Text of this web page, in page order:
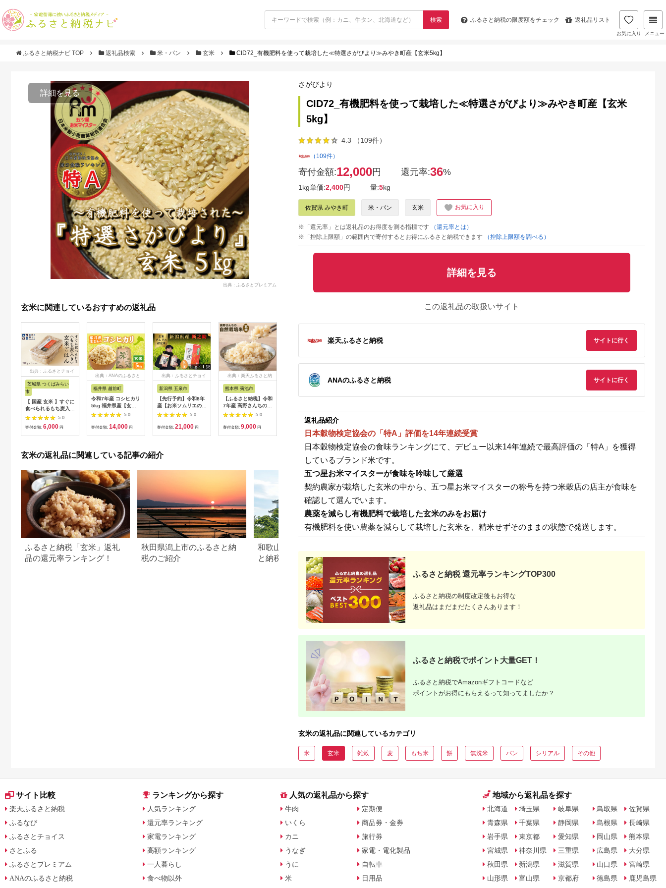
検索 ふるさと納税の限度額をチェック 返礼品リスト
お気に入り メニュー
ふるさと納税ナビ TOP 返礼品検索 米・パン 玄米 CID72_有機肥料を使って栽培した≪特選さがびより≫みやき町産【玄米5kg】
詳細を見る
出典：ふるさとプレミアム
玄米に関連しているおすすめの返礼品
出典：ふるさとチョイ
茨城県 つくばみらい
市
【 国産 玄米 】すぐに
食べられるもち麦入り
玄米 ごはん （ 200g
× 3パック ） お米と
暮らし すぐに食べら
れる 玄米 ごはん 国産
常温 保存品 もち麦
5.0
寄付金額: 6,000 円
出典：ANAのふるさと
福井県 越前町
令和7年産 コシヒカリ
5kg 福井県産【玄
米】【お米 こしひか
り 5キロ 人気品種】
[e30-a096]
5.0
寄付金額: 14,000 円
出典：ふるさとチョイ
新潟県 五泉市
【先行予約】令和8年
産【お米ソムリエのお
米】新之助 玄米
5kg（5kg×1袋）新潟
県 五泉市 エバーグリ
5.0
寄付金額: 21,000 円
出典：楽天ふるさと納
熊本県 菊池市
【ふるさと納税】令和
7年産 高野さんちの自
然栽培米 玄米 選べる
内容量 2kg 4kg 米袋
タイプ 通常パッケー
5.0
寄付金額: 9,000 円
出典：ANAのふるさと
納税
新潟県 南魚沼市
【令和7年産】【定期
しおざわ産限定 生産
者限定 南魚沼産コシ
米 ブランド米 玄米 こ
魚沼産 新潟米 産地直
ご飯 御飯 ごはん】
【ふるさと納税】【令
なつぼし 玄米 10kg
が選べる 米 お米 北海
ンク 国産 コメ 北海道
013
米 玄米 コシヒカリ
米 茨城県 境町産 大容
30キロ S253
【012-62】酵素玄米
米） プレーン 7個
ス
北の黒米(きたのむら
道深川市で誕生(※)し
長野県 東御市
【新米予約】令和8年
10kg｜長野県オリジ
玄米の返礼品に関連している記事の紹介
ふるさと納税「玄米」返礼
品の還元率ランキング！
秋田県潟上市のふるさと納
税のご紹介
和歌山県和歌山市のふるさ
と納税のご紹介
本舗とは？特徴・おすすめ
返礼品・注意点を徹底解説
さがびより
CID72_有機肥料を使って栽培した≪特選さがびより≫みやき町産【玄米
5kg】
4.3 （109件）
（109件）
寄付金額:12,000円 還元率:36%
1kg単価:2,400円 量:5kg
佐賀県 みやき町 米・パン 玄米 お気に入り
※「還元率」とは返礼品のお得度を測る指標です
（還元率とは）
※「控除上限額」の範囲内で寄付するとお得にふるさと納税できます
（控除上限額を調べる）
詳細を見る
この返礼品の取扱いサイト
楽天ふるさと納税 サイトに行く
ANAのふるさと納税 サイトに行く
返礼品紹介
日本穀物検定協会の「特A」評価を14年連続受賞
日本穀物検定協会の食味ランキングにて、デビュー以来14年連続で最高評価の「特A」を獲得
しているブランド米です。
五つ星お米マイスターが食味を吟味して厳選
契約農家が栽培した玄米の中から、五つ星お米マイスターの称号を持つ米穀店の店主が食味を
確認して選んでいます。
農薬を減らし有機肥料で栽培した玄米のみをお届け
有機肥料を使い農薬を減らして栽培した玄米を、精米せずそのままの状態で発送します。
ふるさと納税 還元率ランキングTOP300
ふるさと納税の制度改定後もお得な
返礼品はまだまだたくさんあります！
ふるさと納税でポイント大量GET！
ふるさと納税でAmazonギフトコードなど
ポイントがお得にもらえるって知ってましたか？
玄米の返礼品に関連しているカテゴリ
米 玄米 雑穀 麦 もち米 餅 無洗米 パン シリアル その他
サイト比較
楽天ふるさと納税
ふるなび
ふるさとチョイス
さとふる
ふるさとプレミアム
ANAのふるさと納税
ランキングから探す
人気ランキング
還元率ランキング
家電ランキング
高額ランキング
一人暮らし
食べ物以外
人気の返礼品から探す
牛肉
いくら
カニ
うなぎ
うに
米
定期便
商品券・金券
旅行券
家電・電化製品
自転車
日用品
地域から返礼品を探す
北海道
青森県
岩手県
宮城県
秋田県
山形県
埼玉県
千葉県
東京都
神奈川県
新潟県
富山県
岐阜県
静岡県
愛知県
三重県
滋賀県
京都府
鳥取県
島根県
岡山県
広島県
山口県
徳島県
佐賀県
長崎県
熊本県
大分県
宮崎県
鹿児島県